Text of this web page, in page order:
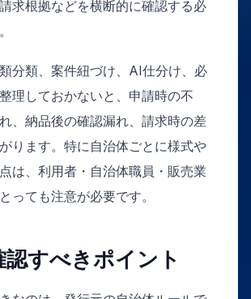
求根拠などを横断的に確認する必
分類、案件紐づけ、AI仕分け、必
理しておかないと、申請時の不
、納品後の確認漏れ、請求時の差
ります。特に自治体ごとに様式や
は、利用者・自治体職員・販売業
っても注意が必要です。
認すべきポイント